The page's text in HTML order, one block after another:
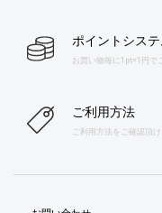
ポイントシステ
お買い物毎に1pt=1円で
ご利用方法
ご利用方法をご確認頂け